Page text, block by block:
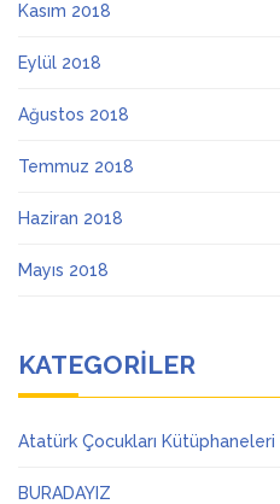
Kasım 2018
Eylül 2018
Ağustos 2018
Temmuz 2018
Haziran 2018
Mayıs 2018
KATEGORILER
Atatürk Çocukları Kütüphaneleri
BURADAYIZ